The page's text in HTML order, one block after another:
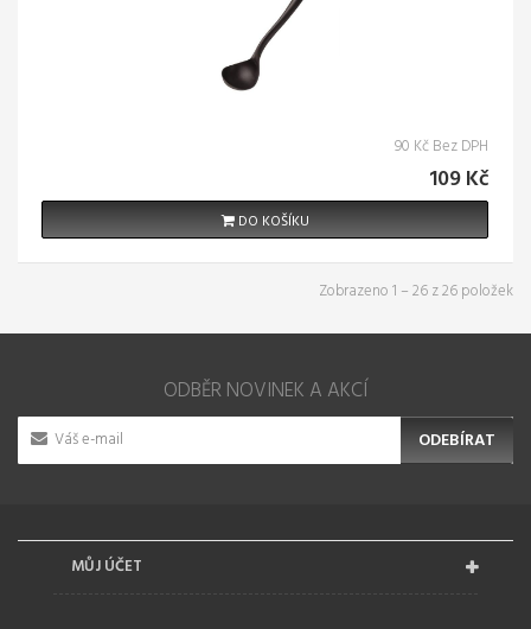
90 Kč Bez DPH
109 Kč
DO KOŠÍKU
Zobrazeno 1 – 26 z 26 položek
ODBĚR NOVINEK A AKCÍ
ODEBÍRAT
MŮJ ÚČET